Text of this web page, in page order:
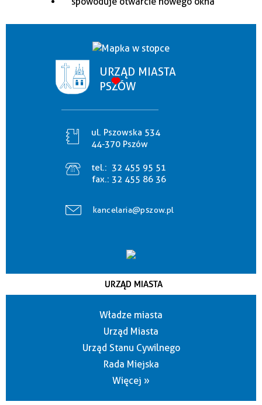
URZĄD MIASTA
PSZÓW
ul. Pszowska 534
44-370 Pszów
tel.: 32 455 95 51
fax.: 32 455 86 36
kancelaria@pszow.pl
URZĄD MIASTA
Władze miasta
Urząd Miasta
Urząd Stanu Cywilnego
Rada Miejska
Więcej »